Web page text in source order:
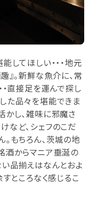
してほしい・・・地元
』。新鮮な魚介に、常
・直接足を運んで探し
た品々を堪能できま
かし、雑味に邪魔さ
など、シェフのこだ
もちろん、茨城の地
酒からマニア垂涎の
品揃えはなんとおよ
ところなく感じるこ